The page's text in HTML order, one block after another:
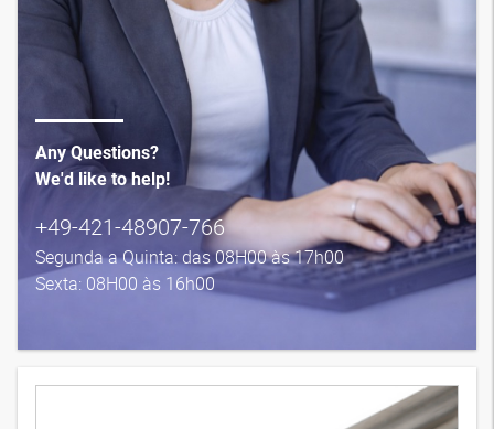
Any Questions?
We'd like to help!
+49-421-48907-766
Segunda a Quinta: das 08H00 às 17h00
Sexta: 08H00 às 16h00